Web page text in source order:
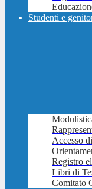
Studenti e
Accesso
Registro
Libri di
Comitato